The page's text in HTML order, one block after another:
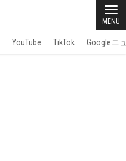
MENU
YouTube TikTok Googleニ